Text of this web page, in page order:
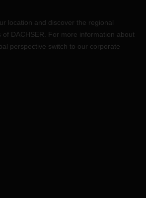
location and discover the regional
of DACHSER. For more information about
perspective switch to our corporate